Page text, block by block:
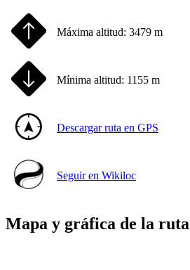
Máxima altitud: 3479 m
Mínima altitud: 1155 m
Descargar ruta en GPS
Seguir en Wikiloc
Mapa y gráfica de la ruta